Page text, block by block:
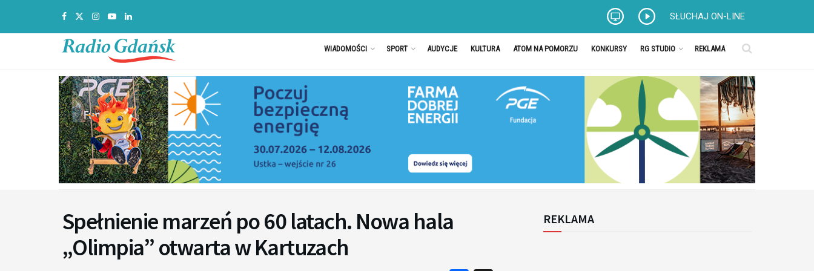
SŁUCHAJ ON-LINE
WIADOMOŚCI SPORT AUDYCJE KULTURA ATOM NA POMORZU KONKURSY RG STUDIO REKLAMA
Spełnienie marzeń po 60 latach. Nowa hala
„Olimpia” otwarta w Kartuzach
REKLAMA